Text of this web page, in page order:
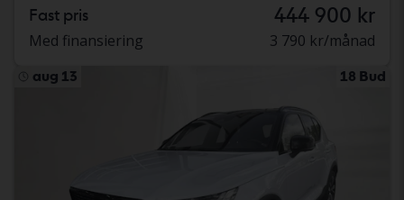
Fast pris 444 900 kr
Med finansiering 3 790 kr/månad
aug 13 18 Bud